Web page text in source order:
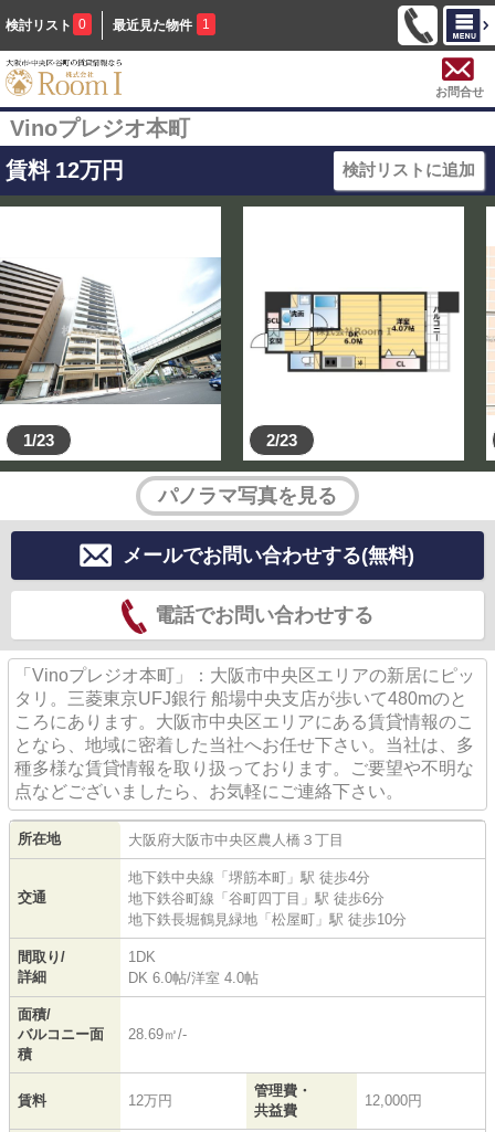
検討リスト 0 最近見た物件 1
お問合せ
Vinoプレジオ本町
賃料 12万円 検討リストに追加
1/23 2/23
パノラマ写真を見る
メールでお問い合わせする(無料)
電話でお問い合わせする
「Vinoプレジオ本町」：大阪市中央区エリアの新居にピッ
タリ。三菱東京UFJ銀行 船場中央支店が歩いて480mのと
ころにあります。大阪市中央区エリアにある賃貸情報のこ
となら、地域に密着した当社へお任せ下さい。当社は、多
種多様な賃貸情報を取り扱っております。ご要望や不明な
点などございましたら、お気軽にご連絡下さい。
所在地 大阪府大阪市中央区農人橋 ３丁目
交通
地下鉄中央線 「 堺筋本町 」駅 徒歩4分
地下鉄谷町線 「 谷町四丁目 」駅 徒歩6分
地下鉄長堀鶴見緑地 「 松屋町 」駅 徒歩10分
間取り/
詳細
1DK
DK 6.0帖/洋室 4.0帖
面積/
バルコニー面
積
28.69㎡/-
賃料 12万円
管理費・
共益費
12,000円